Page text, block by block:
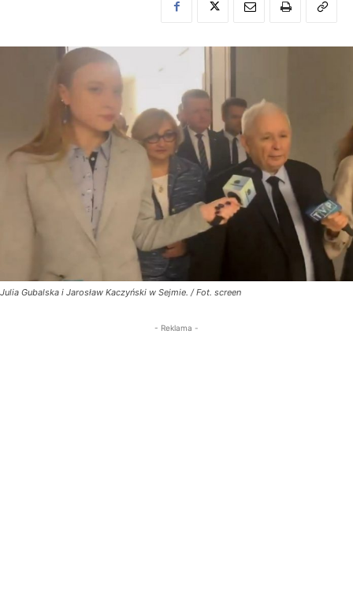
Julia Gubalska i Jarosław Kaczyński w Sejmie. / Fot. screen
- Reklama -